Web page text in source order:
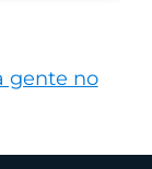
gente no